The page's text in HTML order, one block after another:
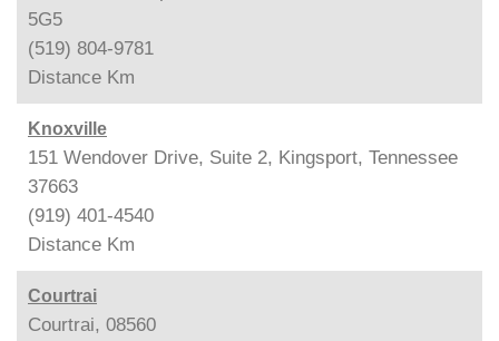
5G5
(519) 804-9781
Distance Km
Knoxville
151 Wendover Drive, Suite 2, Kingsport, Tennessee
37663
(919) 401-4540
Distance Km
Courtrai
Courtrai, 08560